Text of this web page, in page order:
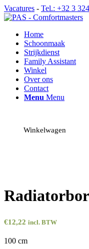
Vacatures - Tel.: +32 3
Home
Schoonmaak
Strijkdienst
Family Assistant
Winkel
Over ons
Contact
Menu Menu
Winkelwagen
€12,22 incl. BTW
100 cm